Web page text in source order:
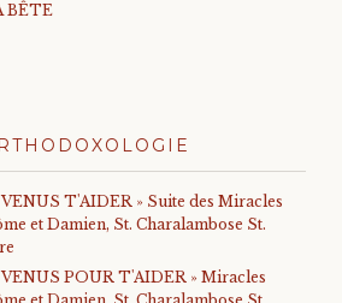
BÊTE
T'AIDER » Suite des Miracles
et Damien, St. Charalambose St.
POUR T'AIDER » Miracles